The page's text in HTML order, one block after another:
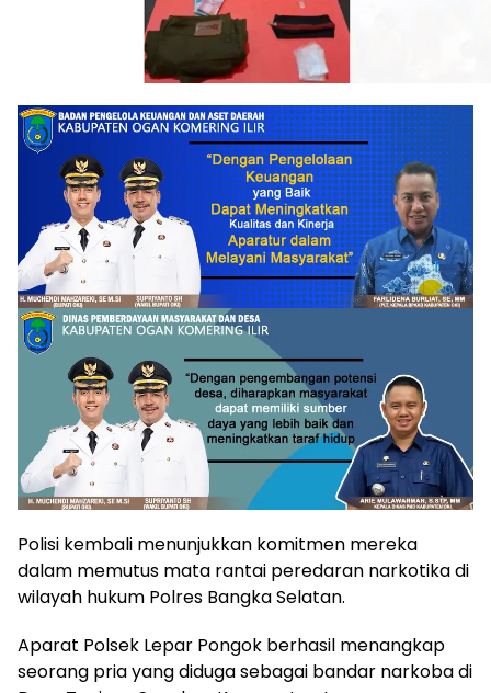
Polisi kembali menunjukkan komitmen mereka
dalam memutus mata rantai peredaran narkotika di
wilayah hukum Polres Bangka Selatan.
Aparat Polsek Lepar Pongok berhasil menangkap
seorang pria yang diduga sebagai bandar narkoba di